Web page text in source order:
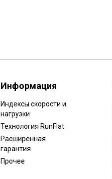
Информация
Индексы скорости и
нагрузки
Технология RunFlat
Расширенная
гарантия
Прочее